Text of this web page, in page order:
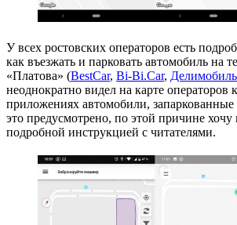
У всех ростовских операторов есть
как въезжать и парковать автомобиль на
«Платова» (BestCar, Bi-Bi.Car, Делимобиль
неоднократно видел на карте операторов
приложениях автомобили, запаркованные
это предусмотрено, по этой причине хочу
подробной инструкцией с читателями.